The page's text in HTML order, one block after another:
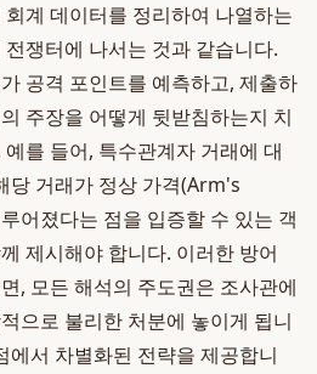
계 데이터를 정리하여 나열하는
쟁터에 나서는 것과 같습니다.
공격 포인트를 예측하고, 제출하
주장을 어떻게 뒷받침하는지 치
를 들어, 특수관계자 거래에 대
당 거래가 정상 가격(Arm's
어졌다는 점을 입증할 수 있는 객
제시해야 합니다. 이러한 방어
, 모든 해석의 주도권은 조사관에
으로 불리한 처분에 놓이게 됩니
에서 차별화된 전략을 제공합니